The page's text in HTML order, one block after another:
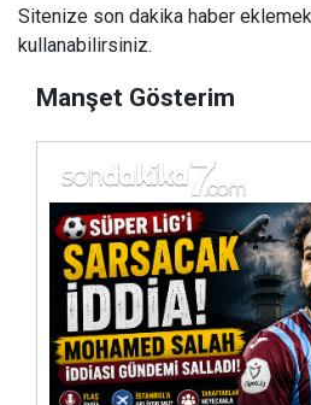
Sitenize son dakika haber
kullanabilirsiniz.
Manşet Gösterim